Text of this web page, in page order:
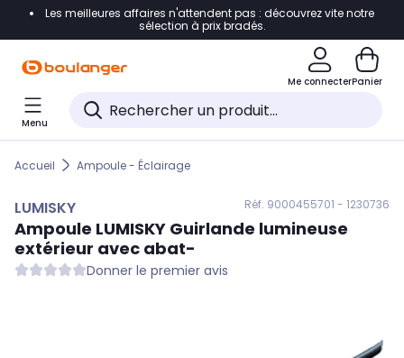
Accéder directement à la navigation
Accéder directement au pied de page
Accéder directement au chatbot
Les meilleures affaires n'attendent pas : découvrez vite notre
sélection à prix bradés.
Me connecterPanier
Menu
Accueil Ampoule - Éclairage
LUMISKY Réf. 9000455701 - 1230736
Ampoule LUMISKY Guirlande lumineuse
extérieur avec abat-
Donner le premier avis